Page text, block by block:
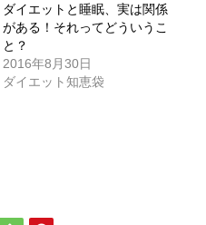
ダイエットと睡眠、実は関係
がある！それってどういうこ
と？
2016年8月30日
ダイエット知恵袋